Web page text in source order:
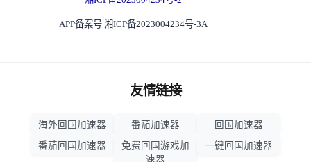
APP备案号 湘ICP备2023004234号-3A
友情链接
海外回国加速器 番茄加速器
回国加速器
番茄回国加速器
免费回国游戏加
速器
一键回国加速器